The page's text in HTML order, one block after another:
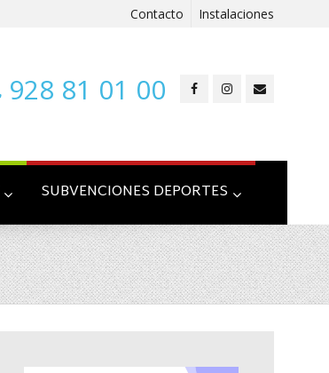
Contacto Instalaciones
928 81 01 00
SUBVENCIONES DEPORTES